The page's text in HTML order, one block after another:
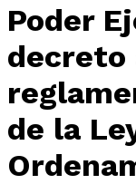
Poder
decreto
de la